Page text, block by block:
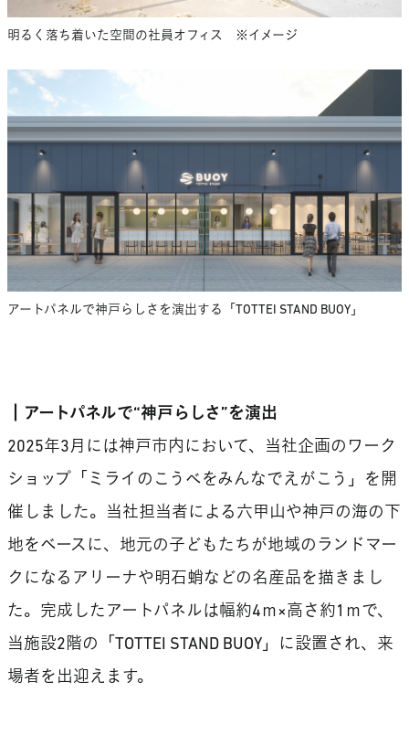
明るく落ち着いた空間の社員オフィス ※イメージ
アートパネルで神戸らしさを演出する「TOTTEI STAND BUOY」
┃アートパネルで“神戸らしさ”を演出
2025年3月には神戸市内において、当社企画のワーク
ショップ「ミライのこうべをみんなでえがこう」を開
催しました。当社担当者による六甲山や神戸の海の下
地をベースに、地元の子どもたちが地域のランドマー
クになるアリーナや明石蛸などの名産品を描きまし
た。完成したアートパネルは幅約4ｍ×高さ約1ｍで、
当施設2階の「TOTTEI STAND BUOY」に設置され、来
場者を出迎えます。